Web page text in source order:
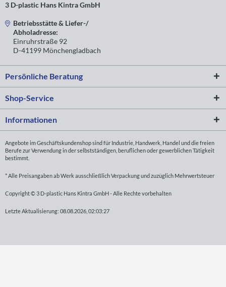
3 D-plastic Hans Kintra GmbH
Betriebsstätte & Liefer-/
Abholadresse:
Einruhrstraße 92
D-41199 Mönchengladbach
Persönliche Beratung
Shop-Service
Informationen
Angebote im Geschäftskundenshop sind für Industrie, Handwerk, Handel und die freien
Berufe zur Verwendung in der selbstständigen, beruflichen oder gewerblichen Tätigkeit
bestimmt.
* Alle Preisangaben ab Werk ausschließlich Verpackung und zuzüglich Mehrwertsteuer
Copyright © 3 D-plastic Hans Kintra GmbH - Alle Rechte vorbehalten
Letzte Aktualisierung: 08.08.2026, 02:03:27